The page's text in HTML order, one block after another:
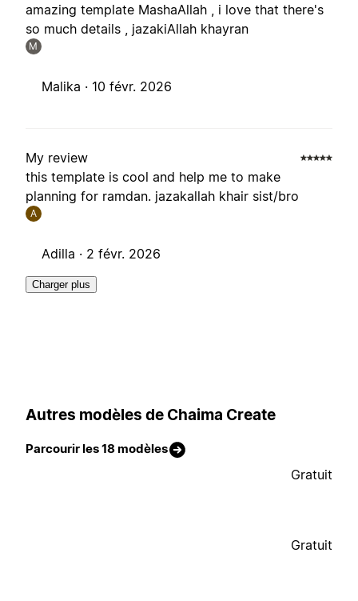
amazing template MashaAllah , i love that there's
so much details , jazakiAllah khayran
M
Malika · 10 févr. 2026
My review
this template is cool and help me to make
planning for ramdan. jazakallah khair sist/bro
A
Adilla · 2 févr. 2026
Charger plus
Autres modèles de Chaima Create
Parcourir les 18 modèles
Gratuit
Gratuit